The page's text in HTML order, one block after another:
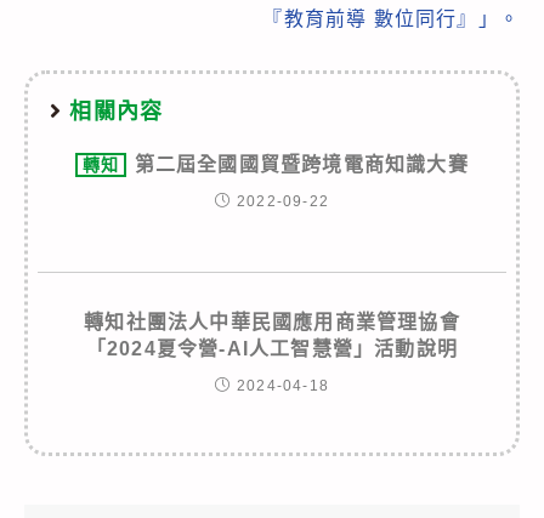
『教育前導 數位同行』」。
相關內容
轉知 第二屆全國國貿暨跨境電商知識大賽
2022-09-22
轉知社團法人中華民國應用商業管理協會
「2024夏令營-AI人工智慧營」活動說明
2024-04-18